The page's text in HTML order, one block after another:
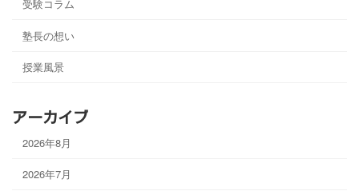
受験コラム
塾長の想い
授業風景
アーカイブ
2026年8月
2026年7月